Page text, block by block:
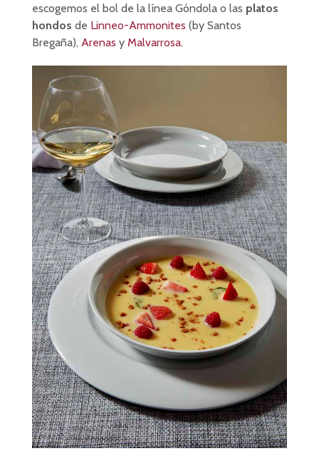
escogemos el bol de la línea Góndola o las platos
hondos de Linneo-Ammonites (by Santos
Bregaña), Arenas y Malvarrosa.